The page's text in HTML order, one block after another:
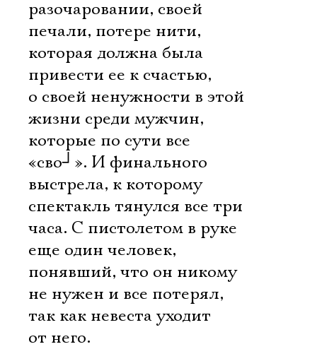
разочаровании, своей
печали, потере нити,
которая должна была
привести ее к счастью,
о своей ненужности в этой
жизни среди мужчин,
которые по сути все 
«сво┘ ». И финального
выстрела, к которому
спектакль тянулся все три
часа. С пистолетом в руке 
еще один человек,
понявший, что он никому
не нужен и все потерял,
так как невеста уходит
от него.